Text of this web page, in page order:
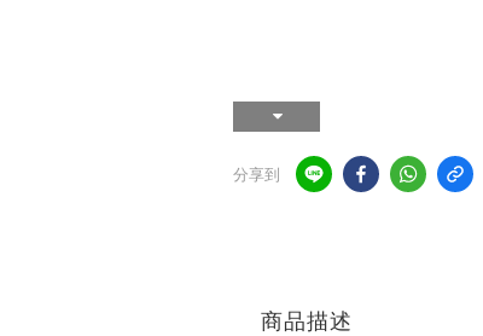
分享到
商品描述